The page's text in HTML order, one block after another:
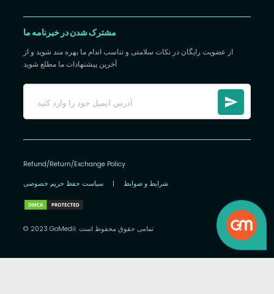
مشترک شدن در خبرنامه ما
از عضویت رایگان در نکات سلامتی و تناسب اندام ما بهره مند شوید و از
آخرین پیشنهادات ما مطلع شوید
Refund/Return/Exchange Policy
سیاست حفظ حریم خصوصی | شرایط و ضوابط
© 2023 GoMedii. تمامی حقوق محفوظ است